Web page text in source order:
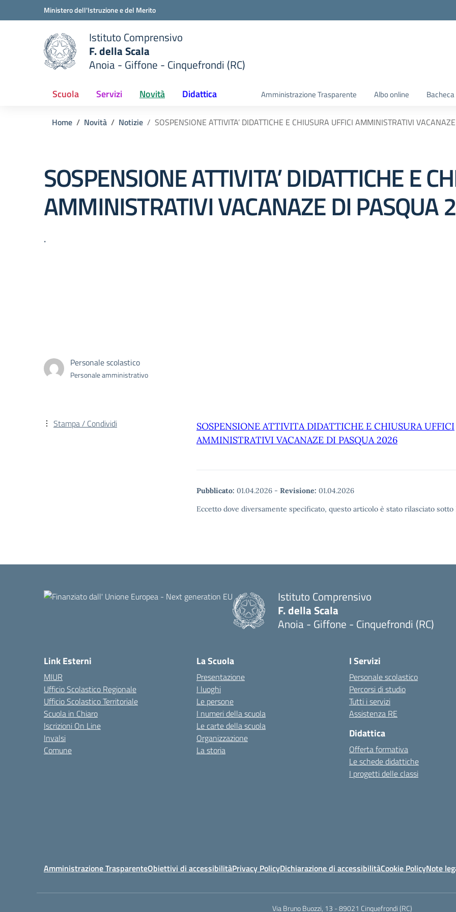
Vai ai contenuti
Vai al menu di navigazioneMinistero dell'Istruzione e del Merito
scuola
Istituto Comprensivo
F. della Scala
Anoia - Giffone - Cinquefrondi (RC)
Scuola Servizi Novità Didattica Amministrazione Trasparente Albo online
Home Novità Notizie SOSPENSIONE ATTIVITA’ DIDATTICHE E CHIUSURA UFFICI AMMINISTRATIVI
SOSPENSIONE ATTIVITA’ DIDATTICHE E
AMMINISTRATIVI VACANAZE DI PASQUA
.
Personale scolastico
Personale amministrativo
SOSPENSIONE ATTIVITA DIDATTICHE E CHIUSURA UFFICI
AMMINISTRATIVI VACANAZE DI PASQUA 2026
Pubblicato: 01.04.2026 - Revisione: 01.04.2026
Eccetto dove diversamente specificato, questo articolo è stato rilasciato
Stampa / Condividi
Istituto Comprensivo
F. della Scala
Anoia - Giffone - Cinquefrondi (RC)
Link Esterni
MIUR
Ufficio Scolastico Regionale
Ufficio Scolastico Territoriale
Scuola in Chiaro
Iscrizioni On Line
Invalsi
Comune
La Scuola
Presentazione
I luoghi
Le persone
I numeri della scuola
Le carte della scuola
Organizzazione
La storia
I Servizi
Personale scolastico
Percorsi di studio
Tutti i servizi
Assistenza RE
Didattica
Offerta formativa
Le schede didattiche
I progetti delle classi
Amministrazione TrasparenteObiettivi di accessibilitàPrivacy PolicyDichiarazione di accessibilitàCookie PolicyNote
Via Bruno Buozzi, 13 - 89021 Cinquefrondi (RC)